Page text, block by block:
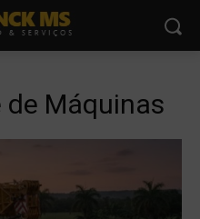
Máquinas